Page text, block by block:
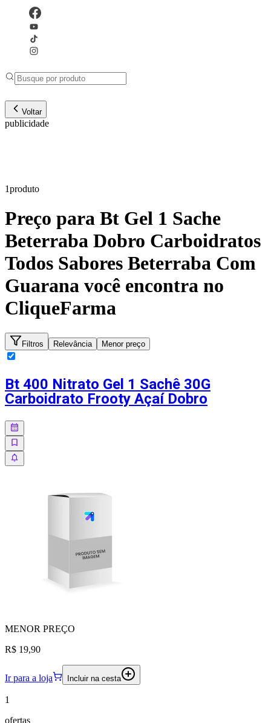
Voltar
publicidade
1produto
Preço para Bt Gel 1 Sache
Beterraba Dobro Carboidratos
Todos Sabores Beterraba Com
Guarana você encontra no
CliqueFarma
Filtros Relevância Menor preço
Bt 400 Nitrato Gel 1 Sachê 30G
Carboidrato Frooty Açaí Dobro
MENOR PREÇO
R$ 19,90
Ir para a loja Incluir na cesta
1
ofertas